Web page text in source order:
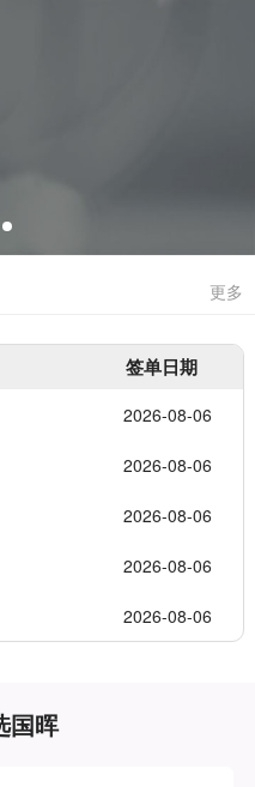
更多
签单日期
2026-08-06
2026-08-06
2026-08-06
2026-08-06
2026-08-06
国晖